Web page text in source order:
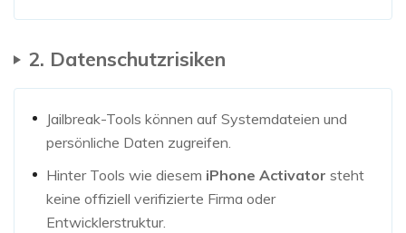
2. Datenschutzrisiken
Jailbreak-Tools können auf Systemdateien und
persönliche Daten zugreifen.
Hinter Tools wie diesem iPhone Activator steht
keine offiziell verifizierte Firma oder
Entwicklerstruktur.